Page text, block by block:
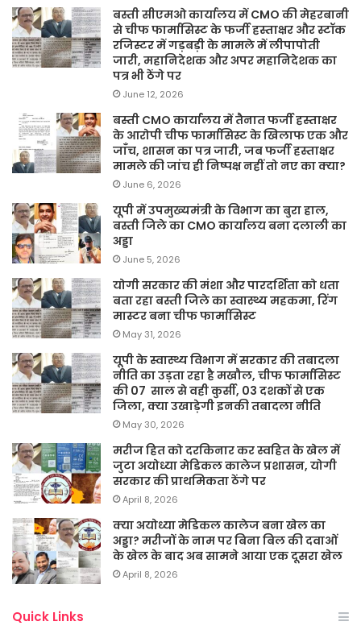
बस्ती सीएमओ कार्यालय में CMO की मेहरबानी
से चीफ फार्मासिस्ट के फर्जी हस्ताक्षर और स्टॉक
रजिस्टर में गड़बड़ी के मामले में लीपापोती
जारी, महानिदेशक और अपर महानिदेशक का
पत्र भी ठेंगे पर
June 12, 2026
बस्ती CMO कार्यालय में तैनात फर्जी हस्ताक्षर
के आरोपी चीफ फार्मासिस्ट के खिलाफ एक और
जाँच, शासन का पत्र जारी, जब फर्जी हस्ताक्षर
मामले की जांच ही निष्पक्ष नहीं तो नए का क्या?
June 6, 2026
यूपी में उपमुख्यमंत्री के विभाग का बुरा हाल,
बस्ती जिले का CMO कार्यालय बना दलाली का
अड्डा
June 5, 2026
योगी सरकार की मंशा और पारदर्शिता को धता
बता रहा बस्ती जिले का स्वास्थ्य महकमा, रिंग
मास्टर बना चीफ फार्मासिस्ट
May 31, 2026
यूपी के स्वास्थ्य विभाग में सरकार की तबादला
नीति का उड़ता रहा है मखौल, चीफ फार्मासिस्ट
की 07 साल से वही कुर्सी, 03 दशकों से एक
जिला, क्या उखाड़ेगी इनकी तबादला नीति
May 30, 2026
मरीज हित को दरकिनार कर स्वहित के खेल में
जुटा अयोध्या मेडिकल कालेज प्रशासन, योगी
सरकार की प्राथमिकता ठेंगे पर
April 8, 2026
क्या अयोध्या मेडिकल कालेज बना खेल का
अड्डा? मरीजों के नाम पर बिना बिल की दवाओं
के खेल के बाद अब सामने आया एक दूसरा खेल
April 8, 2026
Quick Links